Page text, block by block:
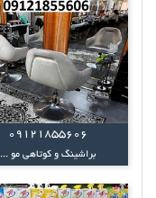
09121855606
براشینگ و کوتاهی مو ...